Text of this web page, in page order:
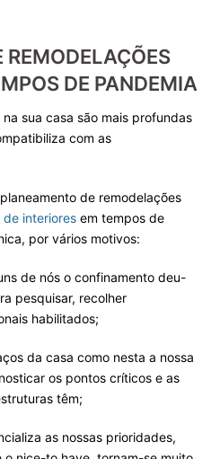
DE PANDEMIA
sua casa são mais profundas
com as
de remodelações
de interiores em tempos de
por vários motivos:
de nós o confinamento deu-
pesquisar, recolher
habilitados;
da casa como nesta a nossa
os pontos críticos e as
têm;
as nossas prioridades,